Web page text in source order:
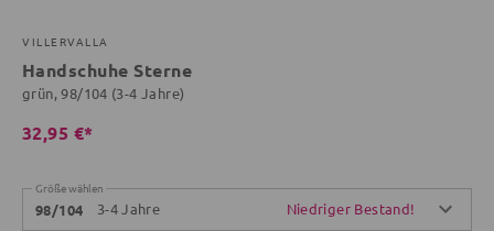
VILLERVALLA
Handschuhe Sterne
grün, 98/104 (3-4 Jahre)
32,95 €*
Größe wählen
98/104 3-4 Jahre Niedriger Bestand!